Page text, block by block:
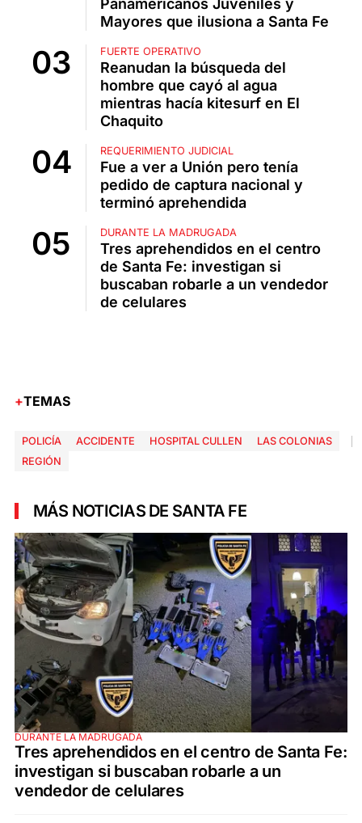
Panamericanos Juveniles y
Mayores que ilusiona a Santa Fe
FUERTE OPERATIVO
Reanudan la búsqueda del
hombre que cayó al agua
mientras hacía kitesurf en El
Chaquito
REQUERIMIENTO JUDICIAL
Fue a ver a Unión pero tenía
pedido de captura nacional y
terminó aprehendida
DURANTE LA MADRUGADA
Tres aprehendidos en el centro
de Santa Fe: investigan si
buscaban robarle a un vendedor
de celulares
TEMAS
POLICÍA ACCIDENTE HOSPITAL CULLEN
LAS COLONIAS
REGIÓN
MÁS NOTICIAS DE SANTA FE
DURANTE LA MADRUGADA
Tres aprehendidos en el centro de Santa Fe:
investigan si buscaban robarle a un
vendedor de celulares